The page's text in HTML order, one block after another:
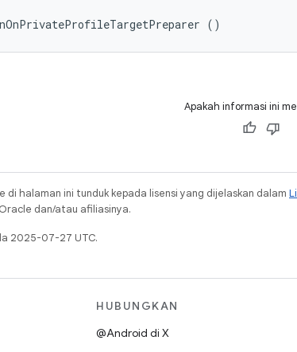
()
Apakah informasi ini
di halaman ini tunduk kepada lisensi yang dijelaskan dalam
dan/atau afiliasinya.
2025-07-27 UTC.
HUBUNGKAN
@Android di X